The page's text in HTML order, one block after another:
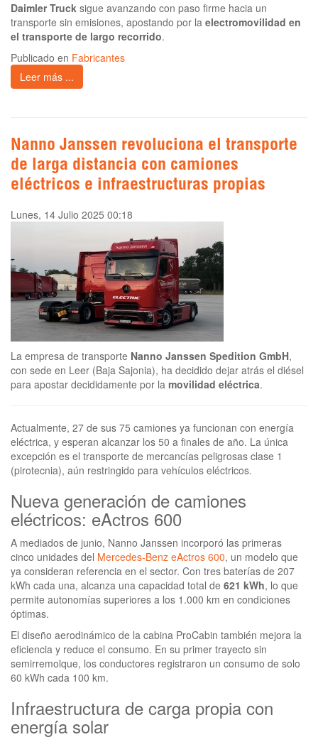
Daimler Truck sigue avanzando con paso firme hacia un
transporte sin emisiones, apostando por la electromovilidad en
el transporte de largo recorrido.
Publicado en Fabricantes
Leer más ...
Nanno Janssen revoluciona el transporte
de larga distancia con camiones
eléctricos e infraestructuras propias
Lunes, 14 Julio 2025 00:18
La empresa de transporte Nanno Janssen Spedition GmbH,
con sede en Leer (Baja Sajonia), ha decidido dejar atrás el diésel
para apostar decididamente por la movilidad eléctrica.
Actualmente, 27 de sus 75 camiones ya funcionan con energía
eléctrica, y esperan alcanzar los 50 a finales de año. La única
excepción es el transporte de mercancías peligrosas clase 1
(pirotecnia), aún restringido para vehículos eléctricos.
Nueva generación de camiones
eléctricos: eActros 600
A mediados de junio, Nanno Janssen incorporó las primeras
cinco unidades del Mercedes-Benz eActros 600, un modelo que
ya consideran referencia en el sector. Con tres baterías de 207
kWh cada una, alcanza una capacidad total de 621 kWh, lo que
permite autonomías superiores a los 1.000 km en condiciones
óptimas.
El diseño aerodinámico de la cabina ProCabin también mejora la
eficiencia y reduce el consumo. En su primer trayecto sin
semirremolque, los conductores registraron un consumo de solo
60 kWh cada 100 km.
Infraestructura de carga propia con
energía solar